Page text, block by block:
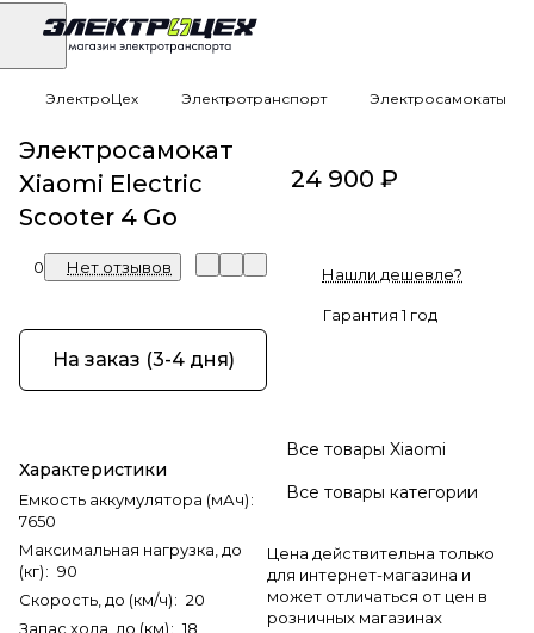
ЭлектроЦех Электротранспорт Электросамокаты
Электросамокат
Xiaomi Electric
Scooter 4 Go
0 Нет отзывов
На заказ (3-4 дня)
Характеристики
Емкость аккумулятора (мАч):
7650
Максимальная нагрузка, до
(кг): 90
Скорость, до (км/ч): 20
Запас хода, до (км): 18
24 900 ₽
Нашли дешевле?
Гарантия 1 год
Все товары Xiaomi
Все товары категории
Цена действительна только
для интернет-магазина и
может отличаться от цен в
розничных магазинах